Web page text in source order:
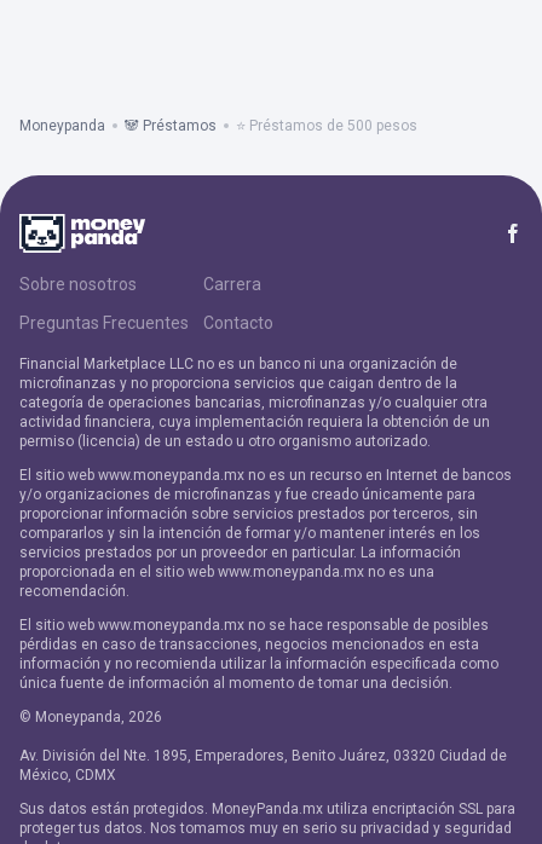
Moneypanda 🐼 Préstamos ⭐ Préstamos de 500 pesos
Sobre nosotros
Carrera
Preguntas Frecuentes
Contacto
Financial Marketplace LLC no es un banco ni una organización de
microfinanzas y no proporciona servicios que caigan dentro de la
categoría de operaciones bancarias, microfinanzas y/o cualquier otra
actividad financiera, cuya implementación requiera la obtención de un
permiso (licencia) de un estado u otro organismo autorizado.
El sitio web www.moneypanda.mx no es un recurso en Internet de bancos
y/o organizaciones de microfinanzas y fue creado únicamente para
proporcionar información sobre servicios prestados por terceros, sin
compararlos y sin la intención de formar y/o mantener interés en los
servicios prestados por un proveedor en particular. La información
proporcionada en el sitio web www.moneypanda.mx no es una
recomendación.
El sitio web www.moneypanda.mx no se hace responsable de posibles
pérdidas en caso de transacciones, negocios mencionados en esta
información y no recomienda utilizar la información especificada como
única fuente de información al momento de tomar una decisión.
© Moneypanda, 2026
Av. División del Nte. 1895, Emperadores, Benito Juárez, 03320 Ciudad de
México, CDMX
Sus datos están protegidos. MoneyPanda.mx utiliza encriptación SSL para
proteger tus datos. Nos tomamos muy en serio su privacidad y seguridad